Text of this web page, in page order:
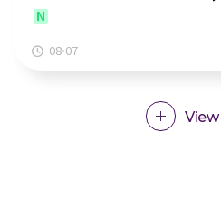
N
08-07